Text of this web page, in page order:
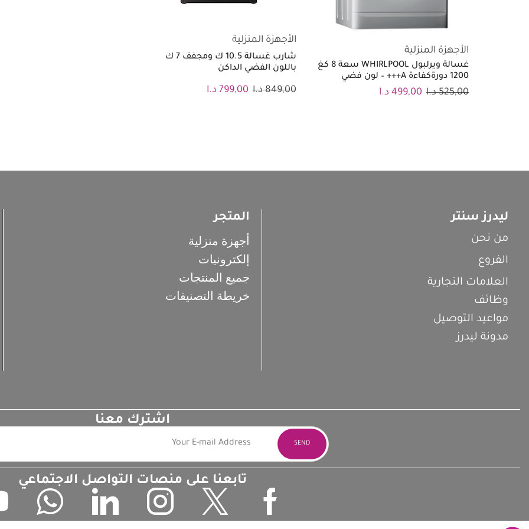
الأجهزة المنزلية
غسالة ويرلبول WHIRLPOOL سعة 8 كغ
1200 دورةكفاءة A+++ – لون فضي
525,00 د.ا 499,00 د.ا
الأجهزة المنزلية
شارب غسالة 10.5 ك ومجفف 7 ك
باللون الفضي الداكن
849,00 د.ا 799,00 د.ا
ليدرز سنتر
من نحن
الفروع
العلامات التجارية
وظائف
مواعيد التوصيل
مدونة ليدرز
المتجر
أجهزة منزلية
إلكترونيات
جميع المنتجات
خريطة التصنيفات
اشترك معنا
تابعنا على منصات التواصل الاجتماعي